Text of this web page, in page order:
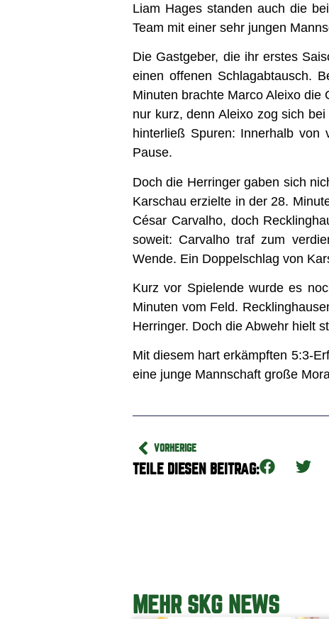
Liam Hages standen auch die
Team mit einer sehr jungen
Die Gastgeber, die ihr erstes
einen offenen Schlagabtausch.
Minuten brachte Marco Aleixo
nur kurz, denn Aleixo zog sich
hinterließ Spuren: Innerhalb
Pause.
Doch die Herringer gaben sich
Karschau erzielte in der 28.
César Carvalho, doch
soweit: Carvalho traf zum
Wende. Ein Doppelschlag von
Kurz vor Spielende wurde es
Minuten vom Feld.
Herringer. Doch die Abwehr hielt
Mit diesem hart erkämpften 5:3-
eine junge Mannschaft große
VORHERIGE
TEILE DIESEN BEITRAG:
MEHR SKG NEWS